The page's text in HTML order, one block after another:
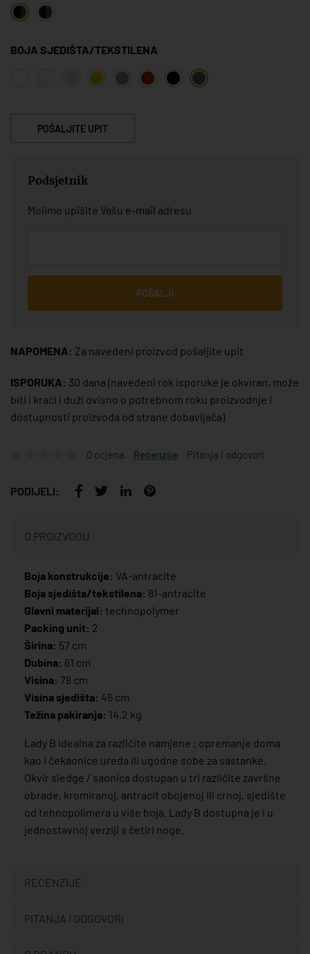
BOJA SJEDIŠTA/TEKSTILENA
POŠALJITE UPIT
Podsjetnik
Molimo upišite Vašu e-mail adresu
POŠALJI
NAPOMENA: Za navedeni proizvod pošaljite upit
ISPORUKA: 30 dana (navedeni rok isporuke je okviran, može
biti i kraći i duži ovisno o potrebnom roku proizvodnje i
dostupnosti proizvoda od strane dobavljača)
0 ocjena Recenzije Pitanja i odgovori
PODIJELI:
O PROIZVODU
Boja konstrukcije: VA-antracite
Boja sjedišta/tekstilena: 81-antracite
Glavni materijal: technopolymer
Packing unit: 2
Širina: 57 cm
Dubina: 61 cm
Visina: 78 cm
Visina sjedišta: 46 cm
Težina pakiranja: 14,2 kg
Lady B idealna za različite namjene ; opremanje doma
kao i čekaonice ureda ili ugodne sobe za sastanke.
Okvir sledge / saonica dostupan u tri različite završne
obrade, kromiranoj, antracit obojenoj ili crnoj, sjedište
od tehnopolimera u više boja. Lady B dostupna je i u
jednostavnoj verziji s četiri noge.
RECENZIJE
PITANJA I ODGOVORI